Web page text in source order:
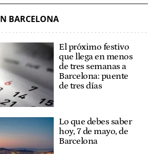
BARCELONA
El próximo festivo
que llega en menos
de tres semanas a
Barcelona: puente
de tres días
Lo que debes saber
hoy, 7 de mayo, de
Barcelona